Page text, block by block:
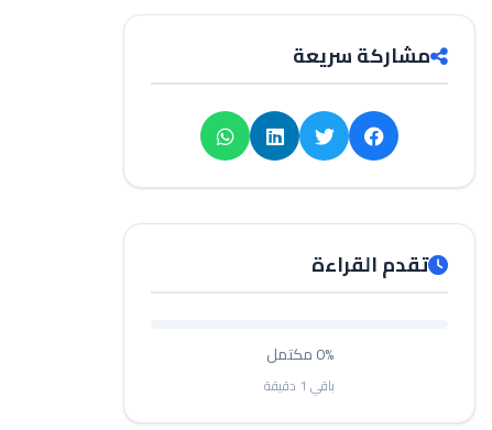
مشاركة سريعة
تقدم القراءة
0%مكتمل
باقي 1 دقيقة